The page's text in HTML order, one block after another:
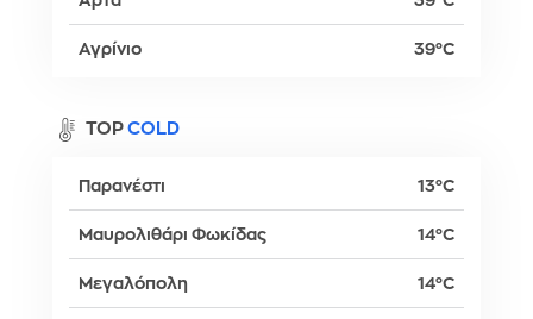
Αγρίνιο 39°C
TOP COLD
Παρανέστι 13°C
Μαυρολιθάρι Φωκίδας 14°C
Μεγαλόπολη 14°C